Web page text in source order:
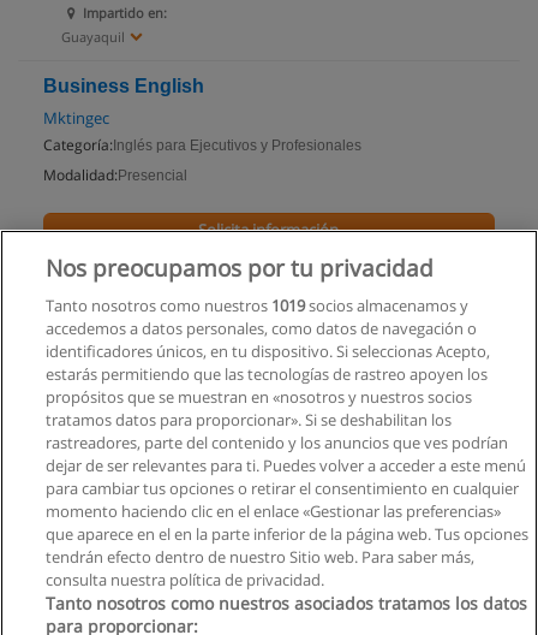
Impartido en:
Guayaquil
Business English
Mktingec
Categoría: Inglés para Ejecutivos y Profesionales
Modalidad: Presencial
Impartido en:
Solicita información
Nos preocupamos por tu privacidad
Tanto nosotros como nuestros 1019socios almacenamos y
accedemos a datos personales, como datos de navegación o
identificadores únicos, en tu dispositivo. Si seleccionas Acepto,
estarás permitiendo que las tecnologías de rastreo apoyen los
propósitos que se muestran en «nosotros y nuestros socios
tratamos datos para proporcionar». Si se deshabilitan los
rastreadores, parte del contenido y los anuncios que ves podrían
dejar de ser relevantes para ti. Puedes volver a acceder a este menú
para cambiar tus opciones o retirar el consentimiento en cualquier
momento haciendo clic en el enlace «Gestionar las preferencias»
que aparece en el en la parte inferior de la página web. Tus opciones
tendrán efecto dentro de nuestro Sitio web. Para saber más,
consulta nuestra política de privacidad.
Tanto nosotros como nuestros asociados tratamos los datos
para proporcionar: